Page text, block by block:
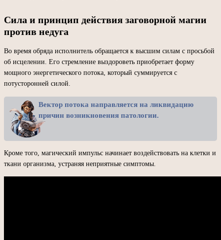
Сила и принцип действия заговорной магии
против недуга
Во время обряда исполнитель обращается к высшим силам с просьбой
об исцелении. Его стремление выздороветь приобретает форму
мощного энергетического потока, который суммируется с
потусторонней силой.
Вектор потока направляется на ликвидацию
причин возникновения патологии.
Кроме того, магический импульс начинает воздействовать на клетки и
ткани организма, устраняя неприятные симптомы.